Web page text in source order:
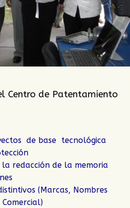
Centro de Patentamiento
de base tecnológica
la redacción de la memoria
(Marcas, Nombres
Comercial)